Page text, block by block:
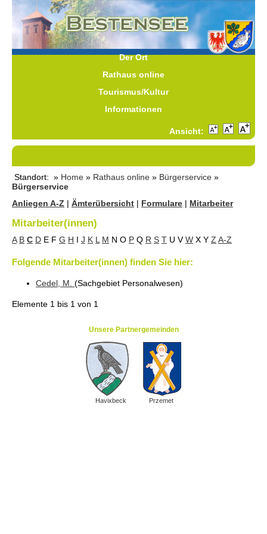
Der Ort
Rathaus online
Tourismus/Kultur
Informationen
Ansicht:
Standort: » Home » Rathaus online » Bürgerservice »
Bürgerservice
Anliegen A-Z | Ämterübersicht | Formulare | Mitarbeiter
Mitarbeiter(innen)
A B C D E F G H I J K L M N O P Q R S T U V W X Y Z A-Z
Folgende Mitarbeiter(innen) finden Sie hier:
Cedel , M. (Sachgebiet Personalwesen)
Elemente 1 bis 1 von 1
Unsere Partnergemeinden
Havixbeck Przemet